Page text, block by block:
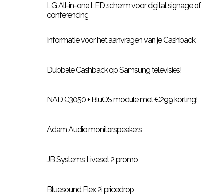
LG All-in-one LED scherm voor digital signage of
conferencing
Informatie voor het aanvragen van je Cashback
Dubbele Cashback op Samsung televisies!
NAD C3050 + BluOS module met €299 korting!
Adam Audio monitorspeakers
JB Systems Liveset 2 promo
Bluesound Flex 2i pricedrop